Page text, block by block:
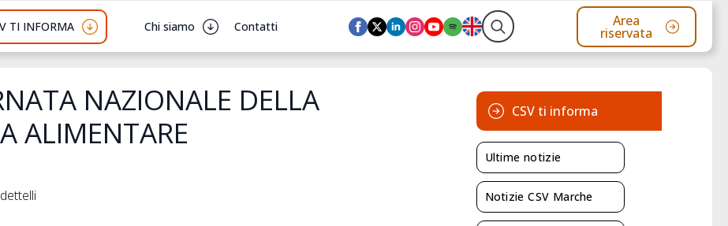
TI INFORMA Chi siamo Contatti
Search
Area
riservata
NAZIONALE DELLA
ALIMENTARE
CSV ti informa
Ultime notizie
Notizie CSV Marche